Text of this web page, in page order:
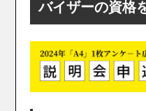
バイザーの資格